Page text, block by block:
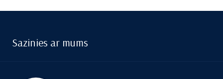
Sazinies ar mums